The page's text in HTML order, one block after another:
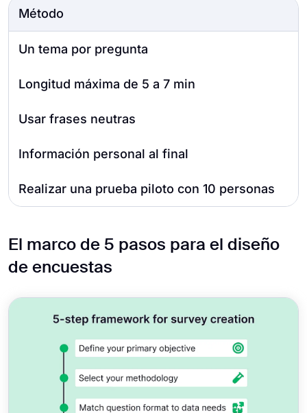
Método
Un tema por pregunta
Longitud máxima de 5 a 7 min
Usar frases neutras
Información personal al final
Realizar una prueba piloto con 10 personas
El marco de 5 pasos para el diseño
de encuestas